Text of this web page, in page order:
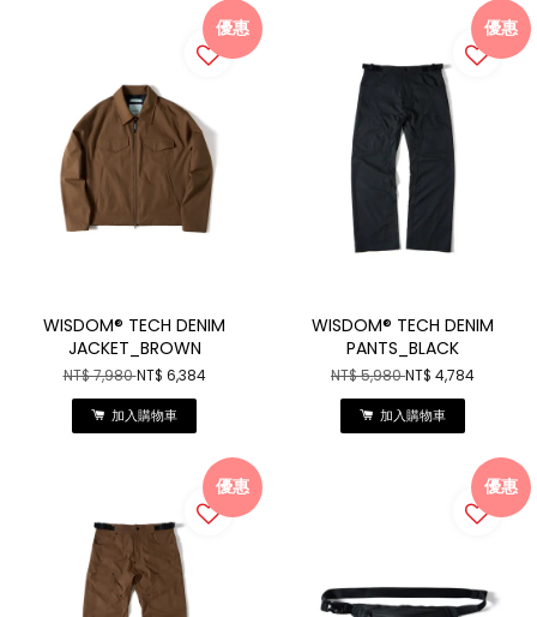
優惠
WISDOM® TECH DENIM
JACKET_BROWN
NT$ 7,980NT$ 6,384
加入購物車
優惠
WISDOM® TECH DENIM
PANTS_BLACK
NT$ 5,980NT$ 4,784
加入購物車
優惠 優惠